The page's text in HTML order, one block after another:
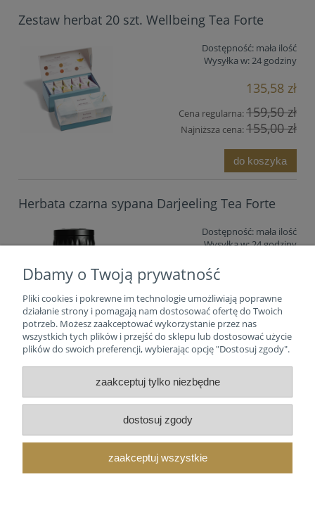
Zestaw herbat 20 szt. Wellbeing Tea Forte
Dostępność: mała ilość
Wysyłka w:24 godziny
135,58 zł
Cena regularna:159,50 zł
Najniższa cena:155,00 zł
do koszyka
Herbata czarna sypana Darjeeling Tea Forte
Dostępność: mała ilość
Wysyłka w:24 godziny
do koszyka
Tea Forte
Moje konto
Zasady
Dbamy o Twoją prywatność
Pliki cookies i pokrewne im technologie umożliwiają poprawne
działanie strony i pomagają nam dostosować ofertę do Twoich
potrzeb. Możesz zaakceptować wykorzystanie przez nas
wszystkich tych plików i przejść do sklepu lub dostosować użycie
plików do swoich preferencji, wybierając opcję "Dostosuj zgody".
zaakceptuj tylko niezbędne
dostosuj zgody
zaakceptuj wszystkie